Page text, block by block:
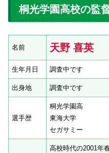
桐光学園高校の監
名前 天野 喜英
生年月日 調査中です
出身地 調査中です
選手歴
桐光学園高
東海大学
セガサミー
高校時代の2001年